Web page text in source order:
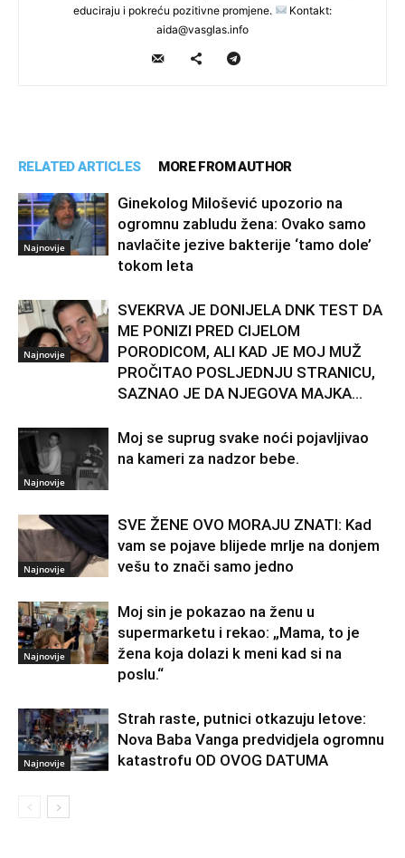
educiraju i pokreću pozitivne promjene.
Kontakt:
aida@vasglas.info
RELATED ARTICLES MORE FROM AUTHOR
Najnovije
Ginekolog Milošević upozorio na
ogromnu zabludu žena: Ovako samo
navlačite jezive bakterije ‘tamo dole’
tokom leta
Najnovije
SVEKRVA JE DONIJELA DNK TEST DA
ME PONIZI PRED CIJELOM
PORODICOM, ALI KAD JE MOJ MUŽ
PROČITAO POSLJEDNJU STRANICU,
SAZNAO JE DA NJEGOVA MAJKA...
Najnovije
Moj se suprug svake noći pojavljivao
na kameri za nadzor bebe.
Najnovije
SVE ŽENE OVO MORAJU ZNATI: Kad
vam se pojave blijede mrlje na donjem
vešu to znači samo jedno
Najnovije
Moj sin je pokazao na ženu u
supermarketu i rekao: „Mama, to je
žena koja dolazi k meni kad si na
poslu.“
Najnovije
Strah raste, putnici otkazuju letove:
Nova Baba Vanga predvidjela ogromnu
katastrofu OD OVOG DATUMA